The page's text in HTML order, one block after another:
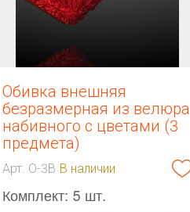
Обивка внешняя
безразмерная из велюра
набивного с цветами (3
предмета)
Арт. О-3В В наличии
Комплект: 5 шт.